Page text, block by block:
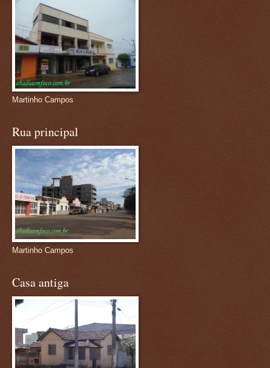
Martinho Campos
Rua principal
Martinho Campos
Casa antiga